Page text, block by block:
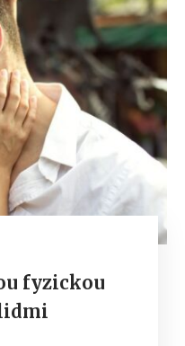
fyzickou